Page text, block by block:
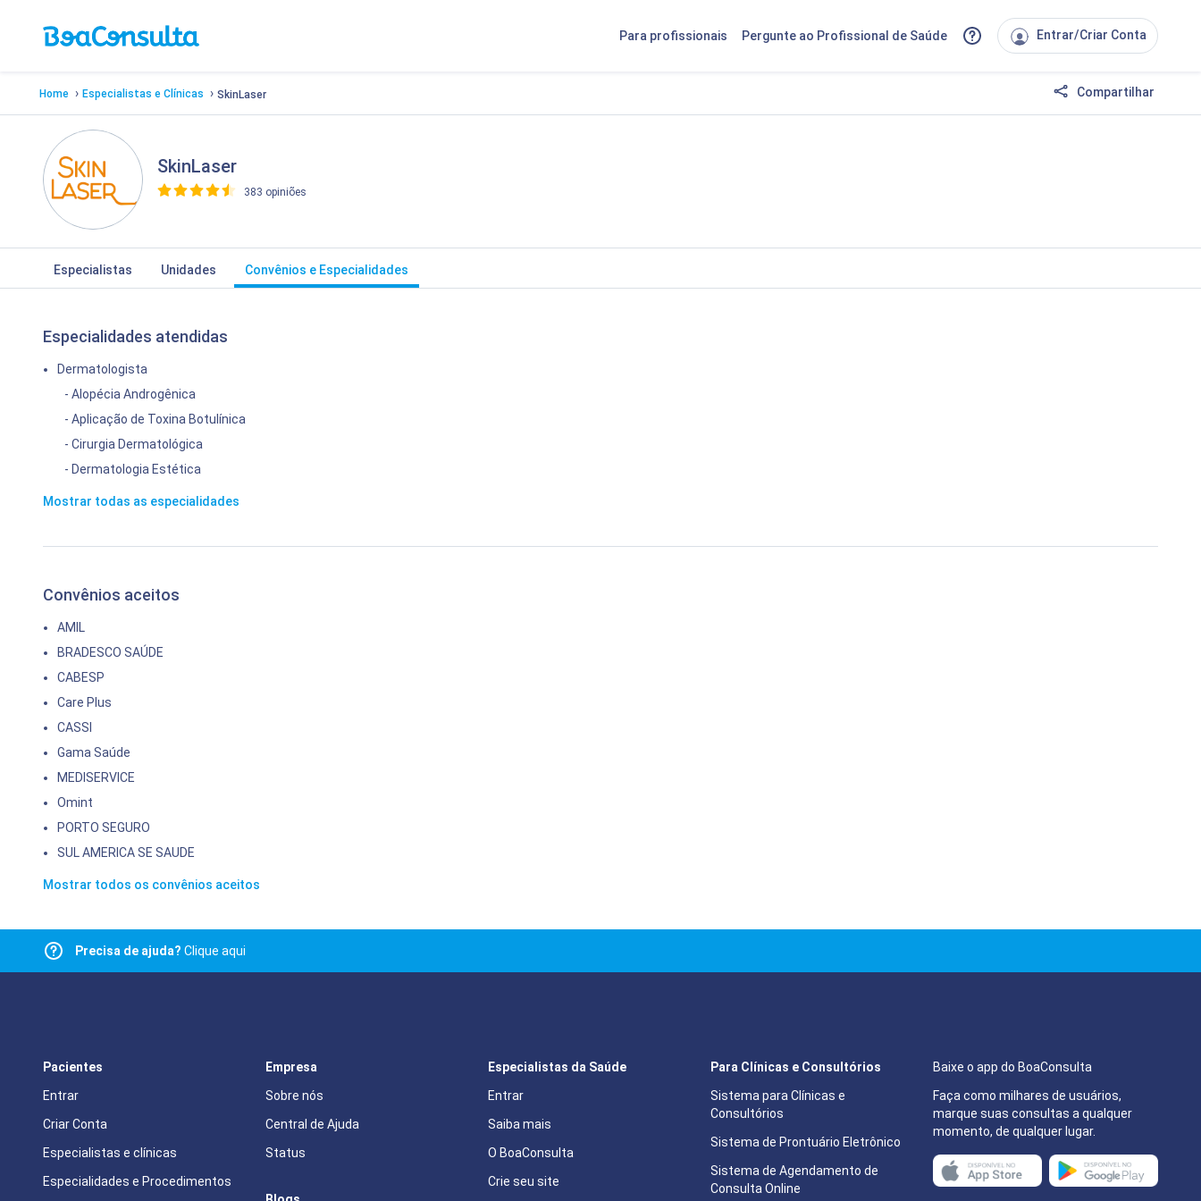
Para profissionais Pergunte ao Profissional de Saúde Entrar/Criar Conta
Home › Especialistas e Clínicas › SkinLaser Compartilhar
SkinLaser
383 opiniões
Especialistas Unidades Convênios e Especialidades
Especialidades atendidas
Dermatologista
- Alopécia Androgênica
- Aplicação de Toxina Botulínica
- Cirurgia Dermatológica
- Dermatologia Estética
Mostrar todas as especialidades
Convênios aceitos
AMIL
BRADESCO SAÚDE
CABESP
Care Plus
CASSI
Gama Saúde
MEDISERVICE
Omint
PORTO SEGURO
SUL AMERICA SE SAUDE
Mostrar todos os convênios aceitos
Precisa de ajuda? Clique aqui
Baixe o app do BoaConsulta
Faça como milhares de usuários,
marque suas consultas a qualquer
momento, de qualquer lugar.
Pacientes
Entrar
Criar Conta
Especialistas e clínicas
Especialidades e Procedimentos
Empresa
Sobre nós
Central de Ajuda
Status
Especialistas da Saúde
Entrar
Saiba mais
O BoaConsulta
Crie seu site
Para Clínicas e Consultórios
Sistema para Clínicas e
Consultórios
Sistema de Prontuário Eletrônico
Sistema de Agendamento de
Consulta Online